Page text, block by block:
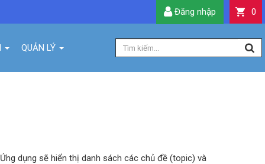
QUẢN LÝ
0
Đăng nhập
dụng sẽ hiển thị danh sách các chủ đề (topic) và